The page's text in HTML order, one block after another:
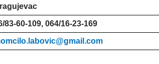
83-60-109, 064/16-23-169